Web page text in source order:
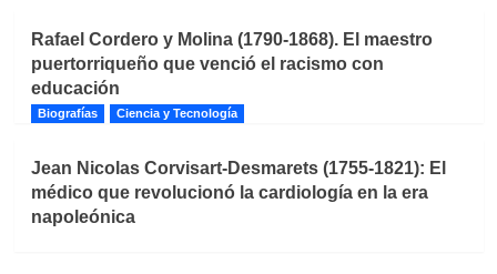
Rafael Cordero y Molina (1790-1868). El maestro
puertorriqueño que venció el racismo con
educación
Biografías Ciencia y Tecnología
Jean Nicolas Corvisart-Desmarets (1755-1821): El
médico que revolucionó la cardiología en la era
napoleónica